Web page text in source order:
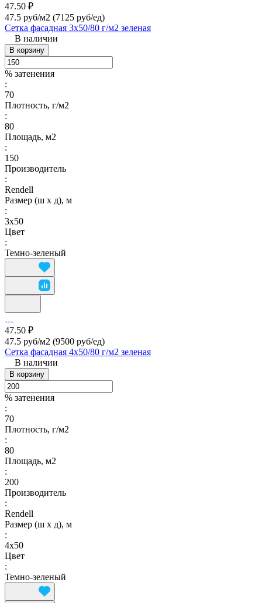
47.50 ₽
47.5 руб/м2 (7125 руб/eд)
Сетка фасадная 3х50/80 г/м2 зеленая
В наличии
В корзину
% затенения
:
70
Плотность, г/м2
:
80
Площадь, м2
:
150
Производитель
:
Rendell
Размер (ш х д), м
:
3х50
Цвет
:
Темно-зеленый
47.50 ₽
47.5 руб/м2 (9500 руб/eд)
Сетка фасадная 4х50/80 г/м2 зеленая
В наличии
В корзину
% затенения
:
70
Плотность, г/м2
:
80
Площадь, м2
:
200
Производитель
:
Rendell
Размер (ш х д), м
:
4х50
Цвет
:
Темно-зеленый